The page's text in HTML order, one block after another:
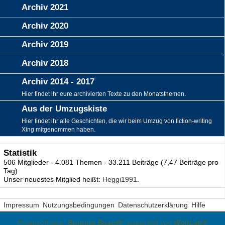
Archiv 2021
Archiv 2020
Archiv 2019
Archiv 2018
Archiv 2014 - 2017
Hier findet ihr eure archivierten Texte zu den Monatsthemen.
Aus der Umzugskiste
Hier findet ihr alle Geschichten, die wir beim Umzug von fiction-writing
Xing mitgenommen haben.
Statistik
506 Mitglieder - 4.081 Themen - 33.211 Beiträge (7,47 Beiträge pro
Tag)
Unser neuestes Mitglied heißt: Heggi1991
Impressum Nutzungsbedingungen Datenschutzerklärung Hilfe
Forensoftware: Burning Board® , entwickelt von WoltLab®